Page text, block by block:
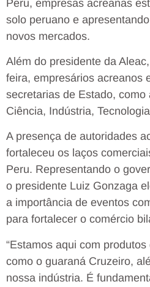
Peru, empresas acreanas
solo peruano e
novos mercados.
Além do presidente da
feira, empresários acreanos
secretarias de Estado, como
Ciência, Indústria,
A presença de autoridades
fortaleceu os laços
Peru. Representando o
o presidente Luiz Gonzaga
a importância de eventos
para fortalecer o comércio
“Estamos aqui com
como o guaraná Cruzeiro,
nossa indústria. É